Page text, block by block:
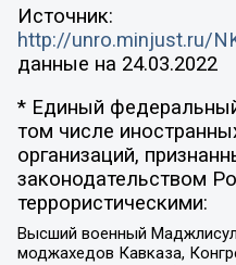
Источник:
http://unro.minjust.ru/
данные на 24.03.2022
* Единый
том числе
организаций,
законодательством
террористическими:
Высший военный
моджахедов Кавказа,